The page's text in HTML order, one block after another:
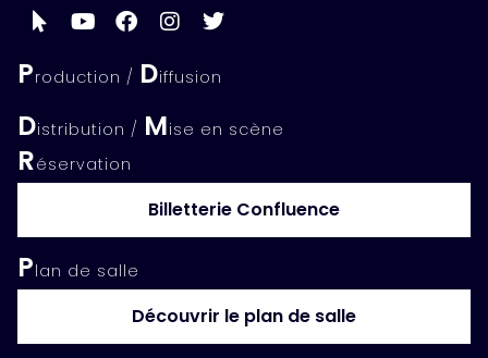
Production / Diffusion
Distribution / Mise en scène
Réservation
Billetterie Confluence
Plan de salle
Découvrir le plan de salle